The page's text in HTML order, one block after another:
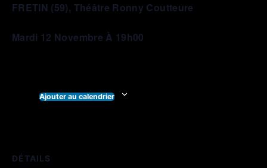
FRETIN (59), Théâtre Ronny Coutteure
Mardi 12 Novembre À 19h00
Ajouter au calendrier
DÉTAILS